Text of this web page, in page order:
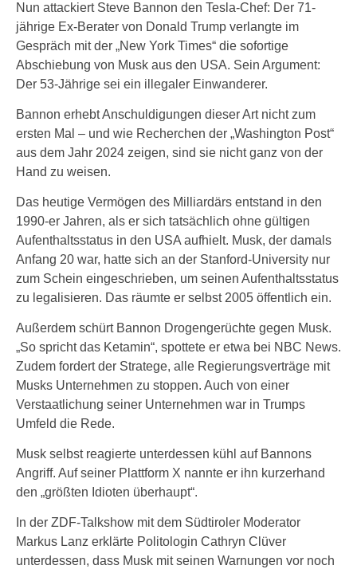
Nun attackiert Steve Bannon den Tesla-Chef: Der 71-
jährige Ex-Berater von Donald Trump verlangte im
Gespräch mit der „New York Times“ die sofortige
Abschiebung von Musk aus den USA. Sein Argument:
Der 53-Jährige sei ein illegaler Einwanderer.
Bannon erhebt Anschuldigungen dieser Art nicht zum
ersten Mal – und wie Recherchen der „Washington Post“
aus dem Jahr 2024 zeigen, sind sie nicht ganz von der
Hand zu weisen.
Das heutige Vermögen des Milliardärs entstand in den
1990-er Jahren, als er sich tatsächlich ohne gültigen
Aufenthaltsstatus in den USA aufhielt. Musk, der damals
Anfang 20 war, hatte sich an der Stanford-University nur
zum Schein eingeschrieben, um seinen Aufenthaltsstatus
zu legalisieren. Das räumte er selbst 2005 öffentlich ein.
Außerdem schürt Bannon Drogengerüchte gegen Musk.
„So spricht das Ketamin“, spottete er etwa bei NBC News.
Zudem fordert der Stratege, alle Regierungsverträge mit
Musks Unternehmen zu stoppen. Auch von einer
Verstaatlichung seiner Unternehmen war in Trumps
Umfeld die Rede.
Musk selbst reagierte unterdessen kühl auf Bannons
Angriff. Auf seiner Plattform X nannte er ihn kurzerhand
den „größten Idioten überhaupt“.
In der ZDF-Talkshow mit dem Südtiroler Moderator
Markus Lanz erklärte Politologin Cathryn Clüver
unterdessen, dass Musk mit seinen Warnungen vor noch